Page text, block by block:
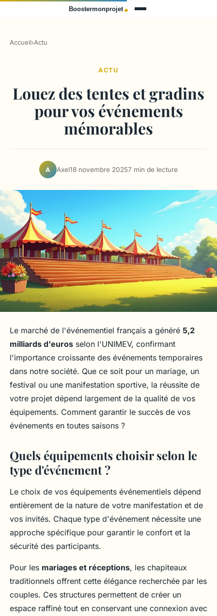
Accueil›Actu
ACTU
Louez des tentes et gradins
pour vos événements
mémorables
A Axel18 novembre 20257 min de lecture
Le marché de l'événementiel français a généré 5,2
milliards d'euros selon l'UNIMEV, confirmant
l'importance croissante des événements temporaires
dans notre société. Que ce soit pour un mariage, un
festival ou une manifestation sportive, la réussite de
votre projet dépend largement de la qualité de vos
équipements. Comment garantir le succès de vos
événements en toutes saisons ?
Quels équipements choisir selon le
type d'événement ?
Le choix de vos équipements événementiels dépend
entièrement de la nature de votre manifestation et de
vos invités. Chaque type d'événement nécessite une
approche spécifique pour garantir le confort et la
sécurité des participants.
Pour les mariages et réceptions, les chapiteaux
traditionnels offrent cette élégance recherchée par les
couples. Ces structures permettent de créer un
espace raffiné tout en conservant une connexion avec